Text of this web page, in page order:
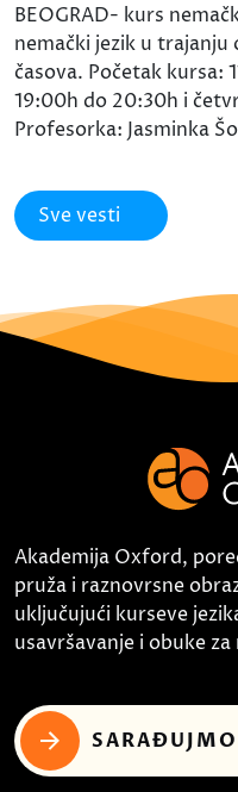
BEOGRAD- kurs
nemački jezik u trajanju
časova. Početak kursa:
19:00h do 20:30h i
Profesorka: Jasminka
Sve vesti
Akademija Oxford,
pruža i raznovrsne
uključujući kurseve
usavršavanje i obuke